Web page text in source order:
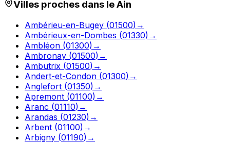
Villes proches dans leAin
Ambérieu-en-Bugey (01500) →
Ambérieux-en-Dombes (01330) →
Ambléon (01300) →
Ambronay (01500) →
Ambutrix (01500) →
Andert-et-Condon (01300) →
Anglefort (01350) →
Apremont (01100) →
Aranc (01110) →
Arandas (01230) →
Arbent (01100) →
Arbigny (01190) →